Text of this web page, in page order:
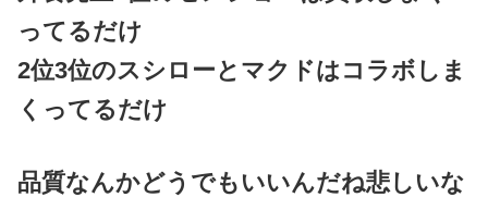
ってるだけ
2位3位のスシローとマクドはコラボしま
くってるだけ
品質なんかどうでもいいんだね悲しいな